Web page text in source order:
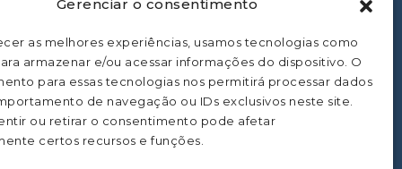
Gerenciar o consentimento
as melhores experiências, usamos tecnologias como
armazenar e/ou acessar informações do dispositivo. O
para essas tecnologias nos permitirá processar dados
de navegação ou IDs exclusivos neste site.
ou retirar o consentimento pode afetar
certos recursos e funções.